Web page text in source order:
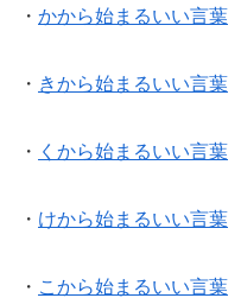
・ かから始まるいい言葉
・ きから始まるいい言葉
・ くから始まるいい言葉
・ けから始まるいい言葉
・ こから始まるいい言葉